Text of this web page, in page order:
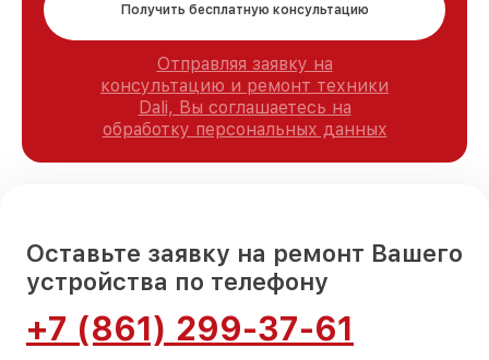
Получить бесплатную консультацию
Отправляя заявку на
консультацию и ремонт техники
Dali, Вы соглашаетесь на
обработку персональных данных
Оставьте заявку на ремонт Вашего
устройства по телефону
+7 (861) 299-37-61